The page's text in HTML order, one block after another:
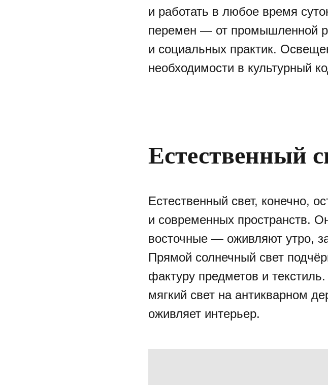
и работать в любое время
перемен — от промышленной
и социальных практик.
необходимости в культурный
Естественный
Естественный свет, конечно,
и современных пространств.
восточные — оживляют утро,
Прямой солнечный свет
фактуру предметов и
мягкий свет на антикварном
оживляет интерьер.